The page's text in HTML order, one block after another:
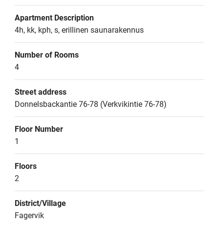
Apartment Description
4h, kk, kph, s, erillinen saunarakennus
Number of Rooms
4
Street address
Donnelsbackantie 76-78 (Verkvikintie 76-78)
Floor Number
1
Floors
2
District/Village
Fagervik